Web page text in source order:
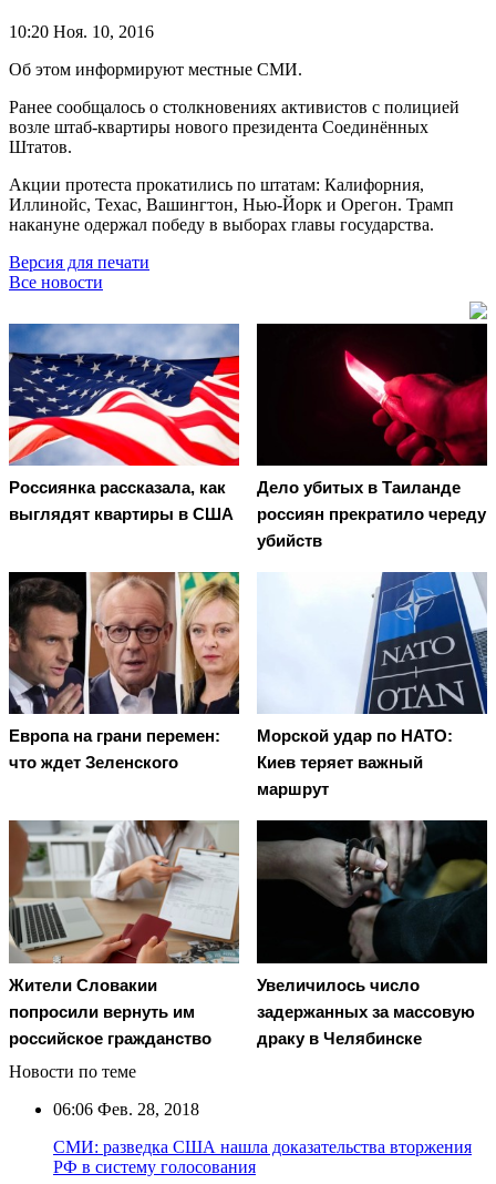
10:20 Ноя. 10, 2016
Об этом информируют местные СМИ.
Ранее сообщалось о столкновениях активистов с полицией
возле штаб-квартиры нового президента Соединённых
Штатов.
Акции протеста прокатились по штатам: Калифорния,
Иллинойс, Техас, Вашингтон, Нью-Йорк и Орегон. Трамп
накануне одержал победу в выборах главы государства.
Версия для печати
Все новости
Россиянка рассказала, как
выглядят квартиры в США
Дело убитых в Таиланде
россиян прекратило череду
убийств
Европа на грани перемен:
что ждет Зеленского
Морской удар по НАТО:
Киев теряет важный
маршрут
Жители Словакии
попросили вернуть им
российское гражданство
Увеличилось число
задержанных за массовую
драку в Челябинске
Новости по теме
06:06 Фев. 28, 2018
СМИ: разведка США нашла доказательства вторжения
РФ в систему голосования